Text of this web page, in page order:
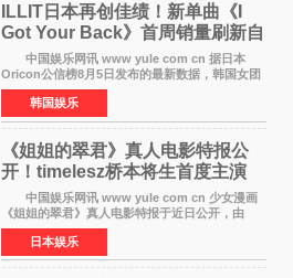
ILLIT日本再创佳绩！新单曲《I
Got Your Back》首周销量刷新自
身纪录
中国娱乐网讯 www yule com cn 据日本
Oricon公信榜8月5日发布的最新数据，韩国女团
ILLIT在日本发行的第二张单曲《I Got Your
Back》首周销量达到71,009张，成功跻身最新一
期周单曲排行
韩国娱乐
《姐姐的翠君》真人电影特报公
开！timelesz桥本将生首度主演
12月4日上映
中国娱乐网讯 www yule com cn 少女漫画
《姐姐的翠君》真人电影特报于近日公开，由
timelesz成员桥本将生担任主演，这也是他首次
担任电影主演，引发高度关注。 女高中生咲
苗翠（中岛瑠菜
日本娱乐